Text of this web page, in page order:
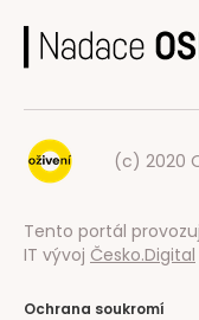
(c) 2020
Tento portál
IT vývoj Česko.Digital
Ochrana soukromí